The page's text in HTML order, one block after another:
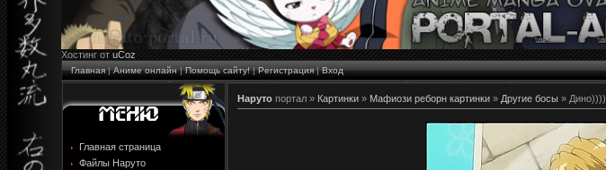
Хостинг от uCoz
Главная|Аниме онлайн|Помощь сайту!|Регистрация|Вход
Главная страница
Файлы Наруто
Наруто портал » Картинки » Мафиози реборн картинки » Другие босы » Дино))))